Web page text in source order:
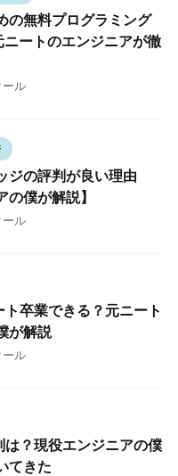
の無料プログラミング
ートのエンジニアが徹
ール
ジの評判が良い理由
の僕が解説】
ール
卒業できる？元ニート
が解説
ール
？現役エンジニアの僕
てきた